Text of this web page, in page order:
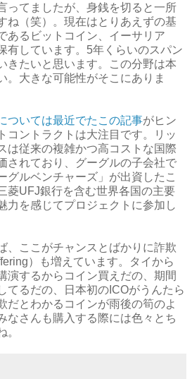
ってましたが、身銭を切ると一所
ね（笑）。現在はとりあえずの基
あるビットコイン、イーサリア
有しています。5年くらいのスパン
きたいと思います。この分野は本
。大きな可能性がそこにありま
ついては最近でたこの記事がヒン
コントラクトは大注目です。リッ
は従来の複雑かつ高コストな国際
されており、グーグルの子会社で
グルベンチャーズ」が出資したこ
菱UFJ銀行を含む世界各国の主要
力を感じてプロジェクトに参加し
、ここがチャンスとばかりに詐欺
）も増えています。タイから
演するからコイン買えだの、期間
てるだの、日本初のICOがうんたら
だとわかるコインが雨後の筍のよ
なさんも購入する際には色々とち
。